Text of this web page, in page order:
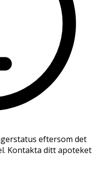
eftersom det
Kontakta ditt apoteket